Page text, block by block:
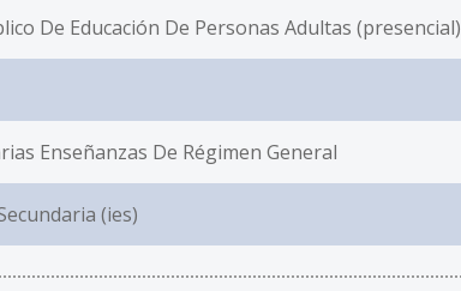
De Educación De Personas Adultas (presencial)
Enseñanzas De Régimen General
(ies)